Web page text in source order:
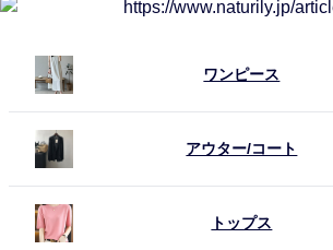
ワンピース
アウター/コート
トップス